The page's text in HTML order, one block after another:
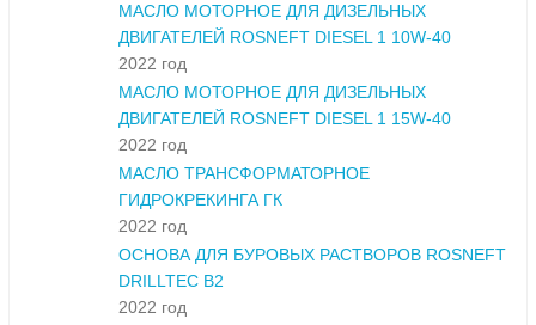
МАСЛО МОТОРНОЕ ДЛЯ ДИЗЕЛЬНЫХ
ДВИГАТЕЛЕЙ ROSNEFT DIESEL 1 10W-40
2022 год
МАСЛО МОТОРНОЕ ДЛЯ ДИЗЕЛЬНЫХ
ДВИГАТЕЛЕЙ ROSNEFT DIESEL 1 15W-40
2022 год
МАСЛО ТРАНСФОРМАТОРНОЕ
ГИДРОКРЕКИНГА ГК
2022 год
ОСНОВА ДЛЯ БУРОВЫХ РАСТВОРОВ ROSNEFT
DRILLTEC B2
2022 год